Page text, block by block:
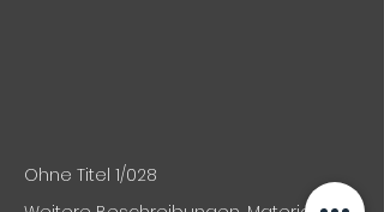
Ohne Titel 1/028